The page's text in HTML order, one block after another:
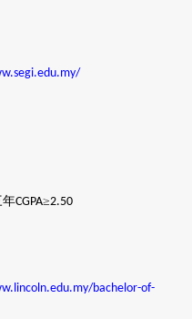
年CGPA≥2.50
bachelor-of-